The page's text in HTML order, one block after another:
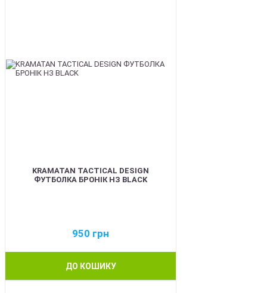
KRAMATAN TACTICAL DESIGN
ФУТБОЛКА БРОНІК НЗ BLACK
950 грн
ДО КОШИКУ